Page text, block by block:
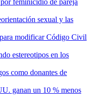
feminicidio de pareja
sexual y las
modificar Código Civil
estereotipos en los
como donantes de
ganan un 10 % menos